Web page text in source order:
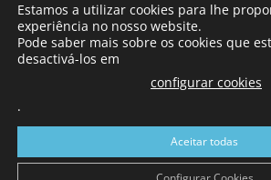
SOBRE NÓS
Com sede nas Caldas da Rainha e
a sul de distrito de Leiria, com mais de
toda a região Oeste. Jornal com
Continental e assinatura
Estamos a utilizar cookies para lhe
experiência no nosso website.
Pode saber mais sobre os cookies que
desactivá-los em
configurar cookies
.
Aceitar todas